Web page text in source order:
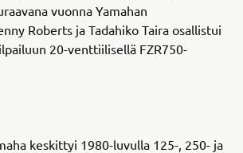
vuonna Yamahan
Roberts ja Tadahiko Taira osallistui
20-venttiilisellä FZR750-
keskittyi 1980-luvulla 125-, 250- ja